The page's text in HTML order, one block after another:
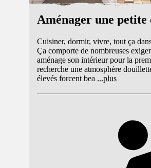
Aménager une petite
Cuisiner, dormir, vivre, tout ça
Ça comporte de nombreuses
aménage son intérieur pour la
recherche une atmosphère
élevés forcent bea ...plus